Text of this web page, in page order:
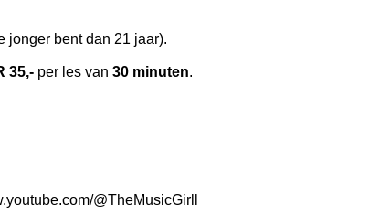
jonger bent dan 21 jaar).
35,- per les van 30 minuten.
@TheMusicGirll